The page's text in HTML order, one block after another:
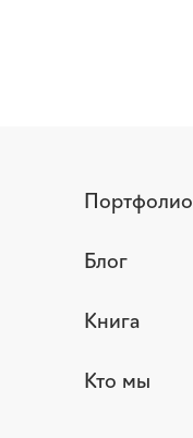
Портфолио
Блог
Книга
Кто мы